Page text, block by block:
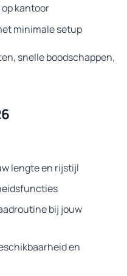
kantoor
minimale setup
snelle boodschappen,
lengte en rijstijl
bij jouw
en